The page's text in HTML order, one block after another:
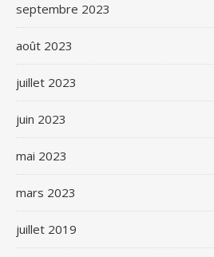
septembre 2023
août 2023
juillet 2023
juin 2023
mai 2023
mars 2023
juillet 2019